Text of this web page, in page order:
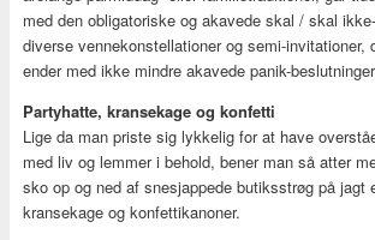
med den obligatoriske og akavede skal / skal
diverse vennekonstellationer og semi-
ender med ikke mindre akavede panik-
Partyhatte, kransekage og konfetti
Lige da man priste sig lykkelig for at have
med liv og lemmer i behold, bener man så atter
sko op og ned af snesjappede butiksstrøg på jagt
kransekage og konfettikanoner.